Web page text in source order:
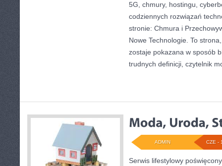
5G, chmury, hostingu,
codziennych rozwiązań
stronie: Chmura i
Nowe Technologie. To
zostaje pokazana w sposób
trudnych definicji, czytelnik
CZE -
ADMIN
Serwis lifestylowy